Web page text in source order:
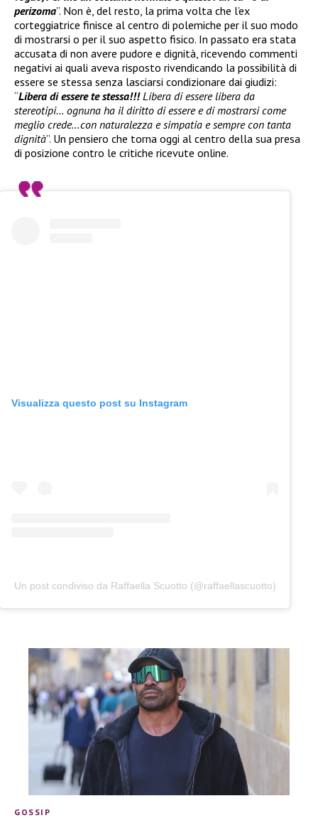
perizoma”. Non è, del resto, la prima volta che l’ex
corteggiatrice finisce al centro di polemiche per il suo modo
di mostrarsi o per il suo aspetto fisico. In passato era stata
accusata di non avere pudore e dignità, ricevendo commenti
negativi ai quali aveva risposto rivendicando la possibilità di
essere se stessa senza lasciarsi condizionare dai giudizi:
“Libera di essere te stessa!!!Libera di essere libera da
stereotipi… ognuna ha il diritto di essere e di mostrarsi come
meglio crede…con naturalezza e simpatia e sempre con tanta
dignità”. Un pensiero che torna oggi al centro della sua presa
di posizione contro le critiche ricevute online.
Visualizza questo post su Instagram
Un post condiviso da Raffaella Scuotto (@raffaellascuotto)
GOSSIP